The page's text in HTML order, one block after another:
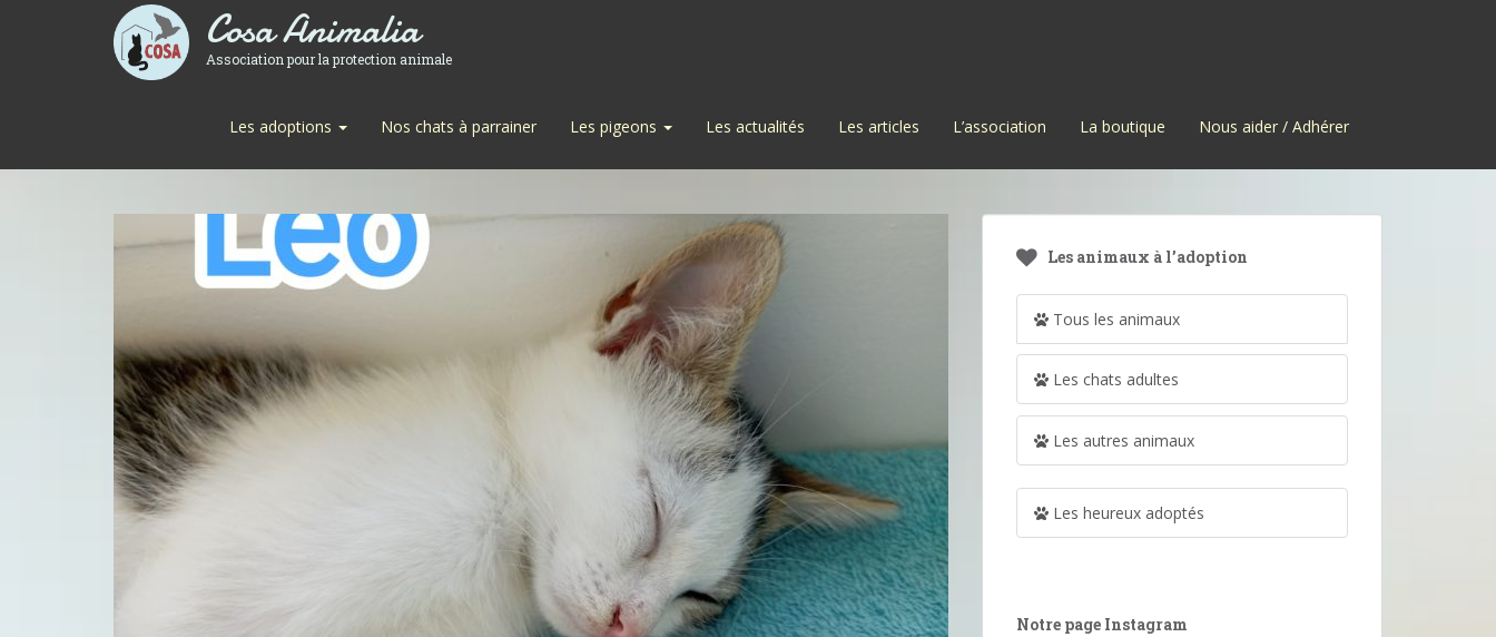
Cosa Animalia
Association pour la protection animale
Les adoptions Nos chats à parrainer Les pigeons Les actualités Les articles L’association La boutique Nous aider / Adhérer
Les animaux à l’adoption
Tous les animaux
Les chats adultes
Les autres animaux
Les heureux adoptés
Notre page Instagram